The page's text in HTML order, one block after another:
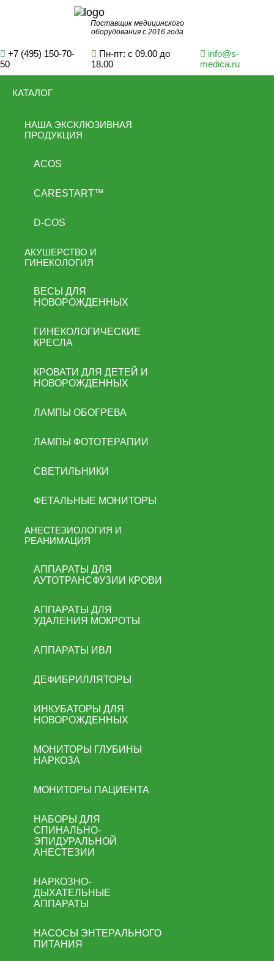
Поставщик медицинского
оборудования с 2016 года
+7 (495) 150-70-
50
Пн-пт: с 09.00 до
18.00
info@s-
medica.ru
КАТАЛОГ
НАША ЭКСКЛЮЗИВНАЯ
ПРОДУКЦИЯ
ACOS
CARESTART™
D-COS
АКУШЕРСТВО И
ГИНЕКОЛОГИЯ
ВЕСЫ ДЛЯ
НОВОРОЖДЕННЫХ
ГИНЕКОЛОГИЧЕСКИЕ
КРЕСЛА
КРОВАТИ ДЛЯ ДЕТЕЙ И
НОВОРОЖДЕННЫХ
ЛАМПЫ ОБОГРЕВА
ЛАМПЫ ФОТОТЕРАПИИ
СВЕТИЛЬНИКИ
ФЕТАЛЬНЫЕ МОНИТОРЫ
АНЕСТЕЗИОЛОГИЯ И
РЕАНИМАЦИЯ
АППАРАТЫ ДЛЯ
АУТОТРАНСФУЗИИ КРОВИ
АППАРАТЫ ДЛЯ
УДАЛЕНИЯ МОКРОТЫ
АППАРАТЫ ИВЛ
ДЕФИБРИЛЛЯТОРЫ
ИНКУБАТОРЫ ДЛЯ
НОВОРОЖДЕННЫХ
МОНИТОРЫ ГЛУБИНЫ
НАРКОЗА
МОНИТОРЫ ПАЦИЕНТА
НАБОРЫ ДЛЯ
СПИНАЛЬНО-
ЭПИДУРАЛЬНОЙ
АНЕСТЕЗИИ
НАРКОЗНО-
ДЫХАТЕЛЬНЫЕ
АППАРАТЫ
НАСОСЫ ЭНТЕРАЛЬНОГО
ПИТАНИЯ